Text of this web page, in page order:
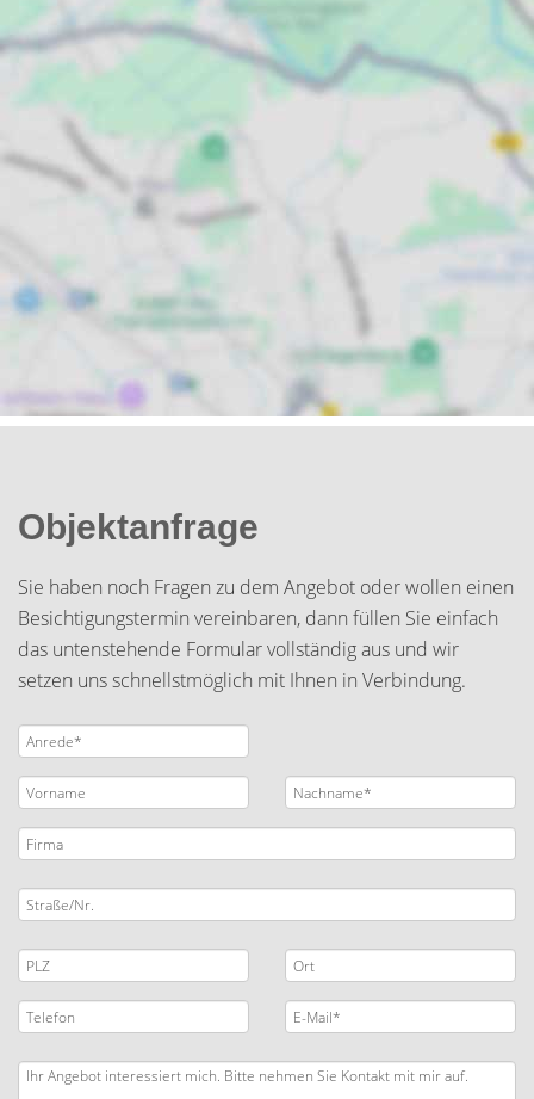
Objektanfrage
Sie haben noch Fragen zu dem Angebot oder wollen einen
Besichtigungstermin vereinbaren, dann füllen Sie einfach
das untenstehende Formular vollständig aus und wir
setzen uns schnellstmöglich mit Ihnen in Verbindung.